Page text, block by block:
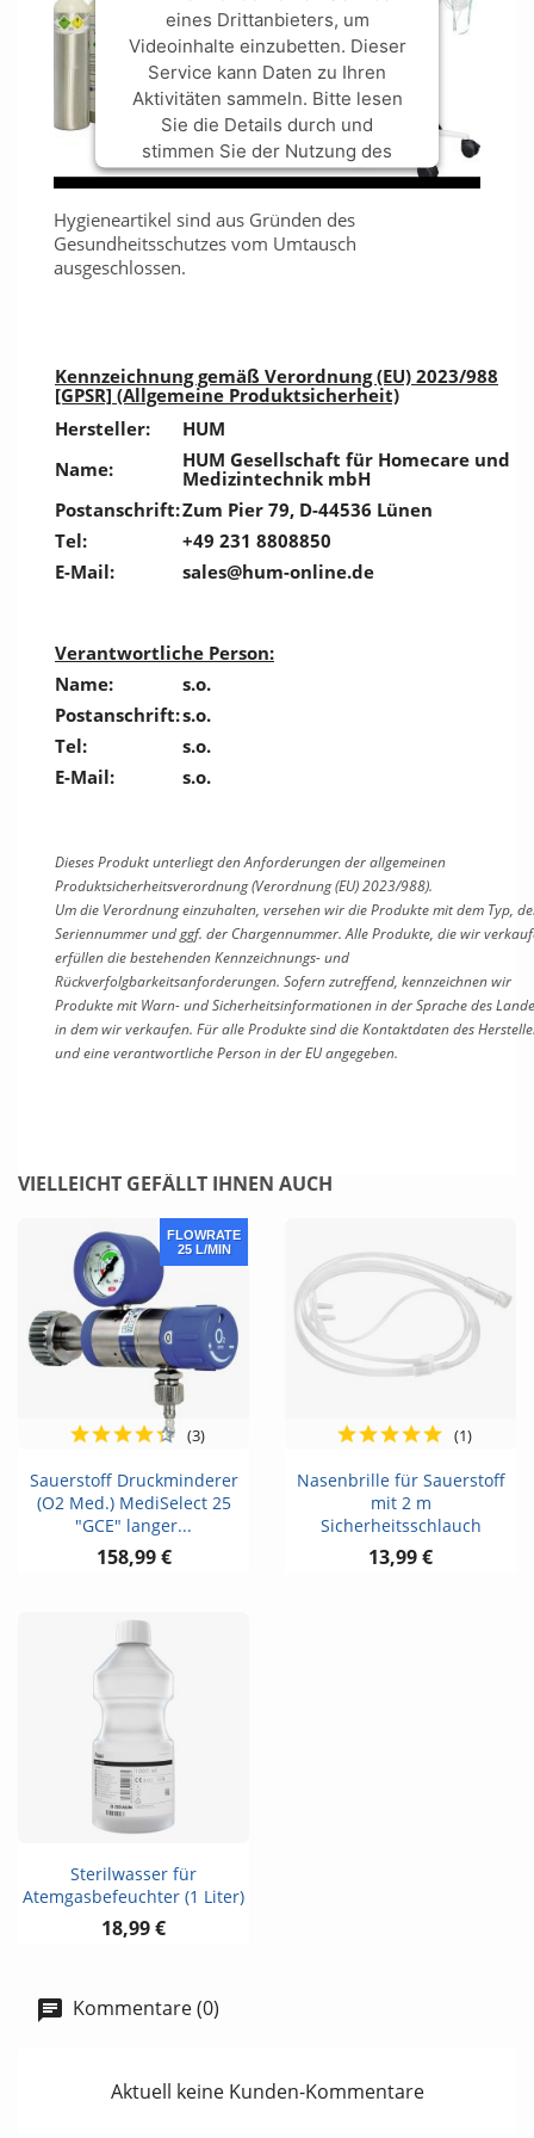
eines Drittanbieters, um
Videoinhalte einzubetten. Dieser
Service kann Daten zu Ihren
Aktivitäten sammeln. Bitte lesen
Sie die Details durch und
stimmen Sie der Nutzung des
Service zu, um dieses Video
Mehr Informationen
powered byUsercentrics Consent
Management Platform&Trusted
Hygieneartikel sind aus Gründen des
Gesundheitsschutzes vom Umtausch
ausgeschlossen.
Kennzeichnung gemäß Verordnung (EU) 2023/988
[GPSR] (Allgemeine Produktsicherheit)
Hersteller:
HUM
Name:
HUM Gesellschaft für Homecare und
Medizintechnik mbH
Postanschrift:Zum Pier 79, D-44536 Lünen
Tel:
+49 231 8808850
E-Mail:
sales@hum-online.de
Verantwortliche Person:
Name:
s.o.
Postanschrift:s.o.
Tel:
s.o.
E-Mail:
s.o.
Dieses Produkt unterliegt den Anforderungen der allgemeinen
Produktsicherheitsverordnung (Verordnung (EU) 2023/988).
Um die Verordnung einzuhalten, versehen wir die Produkte mit dem Typ,
Seriennummer und ggf. der Chargennummer. Alle Produkte, die wir
erfüllen die bestehenden Kennzeichnungs- und
Rückverfolgbarkeitsanforderungen. Sofern zutreffend, kennzeichnen wir
Produkte mit Warn- und Sicherheitsinformationen in der Sprache des
in dem wir verkaufen. Für alle Produkte sinddie Kontaktdaten des
undeine verantwortliche Person in der EU angegeben.
VIELLEICHT GEFÄLLT IHNEN AUCH
FLOWRATE
25 L/MIN
Sauerstoff Druckminderer
(O2 Med.) MediSelect 25
"GCE" langer...
158,99 €
(3)
Nasenbrille für Sauerstoff
mit 2 m
Sicherheitsschlauch
13,99 €
(1)
Sterilwasser für
Atemgasbefeuchter (1 Liter)
18,99 €
Kommentare (0)
Aktuell keine Kunden-Kommentare